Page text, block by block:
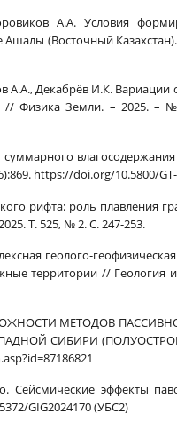
А.А. Условия
(Восточный
А.А., Декабрёв И.К. Вариации
// Физика Земли. – 2025. –
https://doi.org/10.5800/GT-
рифта: роль плавления
Т. 525, № 2. С. 247-253.
геолого-
территории // Геология
МЕТОДОВ
СИБИРИ
эффекты
GIG2024170 (УБС2)